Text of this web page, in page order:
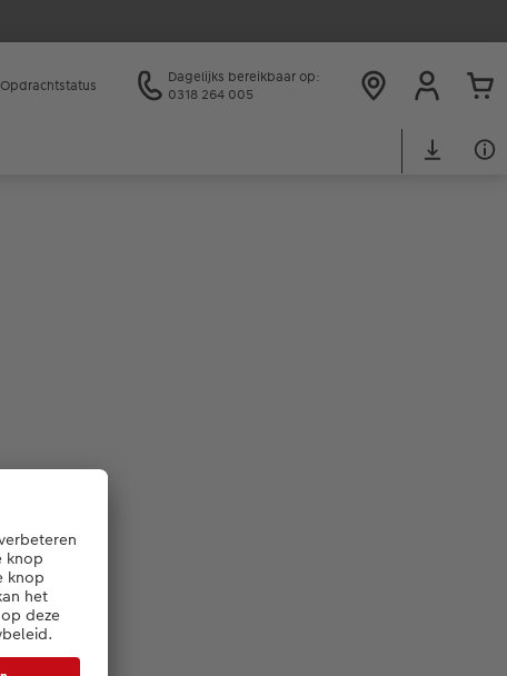
Opdrachtstatus
Dagelijks bereikbaar op:
0318 264 005